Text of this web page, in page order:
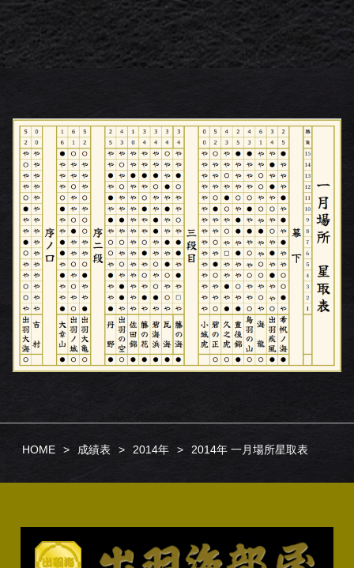
HOME 成績表 2014年 2014年 一月場所星取表